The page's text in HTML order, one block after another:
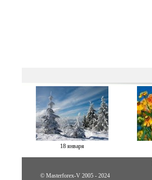
18 января
© Masterforex-V 2005 - 2024